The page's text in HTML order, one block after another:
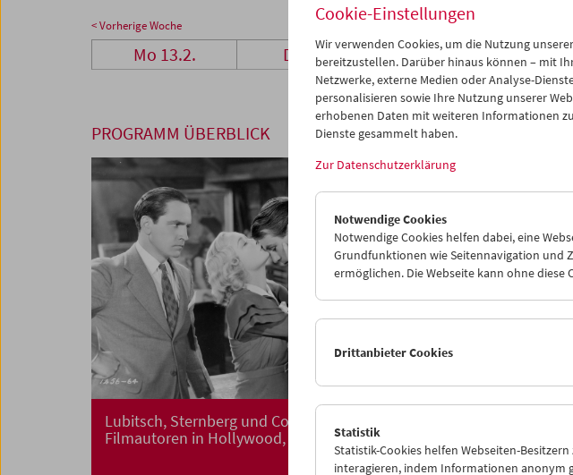
< Vorherige Woche
Mo 13.2. Di 14.2. Mi 15.2.
PROGRAMM ÜBERBLICK
Lubitsch, Sternberg und Co.
Filmautoren in Hollywood, 1930-34
Cookie-Einstellungen
Wir verwenden Cookies, um die Nutzung
bereitzustellen. Darüber hinaus können – mit
Netzwerke, externe Medien oder Analyse-
personalisieren sowie Ihre Nutzung unserer
erhobenen Daten mit weiteren Informationen
Dienste gesammelt haben.
Zur Datenschutzerklärung
Notwendige Cookies
Notwendige Cookies helfen dabei, eine
Grundfunktionen wie Seitennavigation und
ermöglichen. Die Webseite kann ohne
Drittanbieter Cookies
Statistik
Statistik-Cookies helfen Webseiten-
interagieren, indem Informationen anonym